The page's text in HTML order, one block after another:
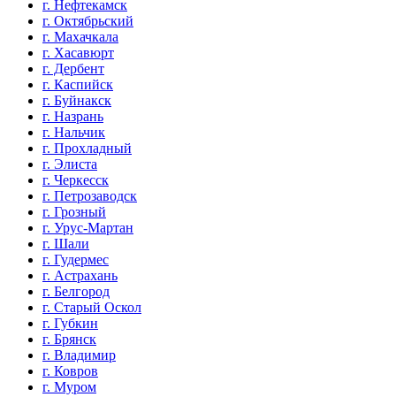
г. Нефтекамск
г. Октябрьский
г. Махачкала
г. Хасавюрт
г. Дербент
г. Каспийск
г. Буйнакск
г. Назрань
г. Нальчик
г. Прохладный
г. Элиста
г. Черкесск
г. Петрозаводск
г. Грозный
г. Урус-Мартан
г. Шали
г. Гудермес
г. Астрахань
г. Белгород
г. Старый Оскол
г. Губкин
г. Брянск
г. Владимир
г. Ковров
г. Муром